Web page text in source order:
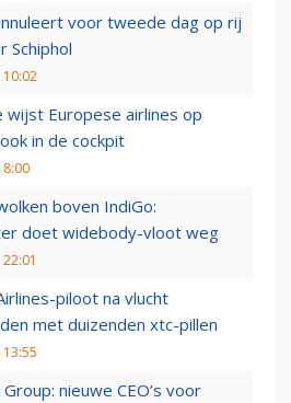
voor tweede dag op rij
Schiphol
10:02
wijst Europese airlines op
in de cockpit
8:00
boven IndiGo:
doet widebody-vloot weg
piloot na vlucht
met duizenden xtc-pillen
nieuwe CEO’s voor